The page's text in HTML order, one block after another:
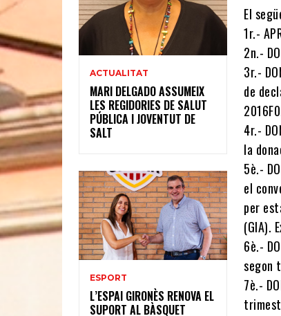
ACTUALITAT
MARI DELGADO ASSUMEIX
LES REGIDORIES DE SALUT
PÚBLICA I JOVENTUT DE
SALT
ESPORT
L’ESPAI GIRONÈS RENOVA EL
SUPORT AL BÀSQUET
El
1r.-
2n.-
3r.-
de
4r.-
la
5è.-
el
per
(GIA).
6è.-
segon
7è.-